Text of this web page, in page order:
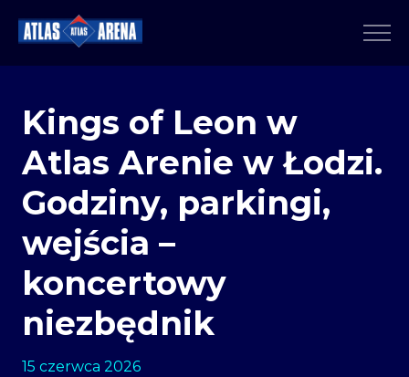
Kings of Leon w
Atlas Arenie w Łodzi.
Godziny, parkingi,
wejścia –
koncertowy
niezbędnik
15 czerwca 2026